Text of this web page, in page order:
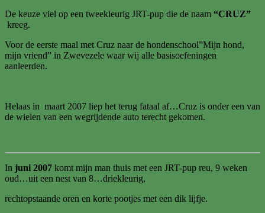
De keuze viel op een tweekleurig JRT-pup die de naam “CRUZ”
kreeg.
Voor de eerste maal met Cruz naar de hondenschool”Mijn hond,
mijn vriend” in Zwevezele waar wij alle basisoefeningen
aanleerden.
Helaas in maart 2007 liep het terug fataal af…Cruz is onder een van
de wielen van een wegrijdende auto terecht gekomen.
In juni 2007 komt mijn man thuis met een JRT-pup reu, 9 weken
oud…uit een nest van 8…driekleurig,
rechtopstaande oren en korte pootjes met een dik lijfje.